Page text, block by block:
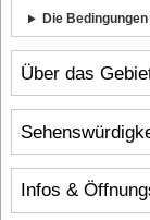
Über das
Infos &
Die